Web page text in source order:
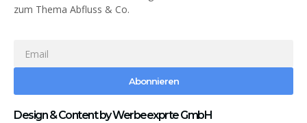
zum Thema Abfluss & Co.
Abonnieren
Design & Content by Werbeexprte GmbH